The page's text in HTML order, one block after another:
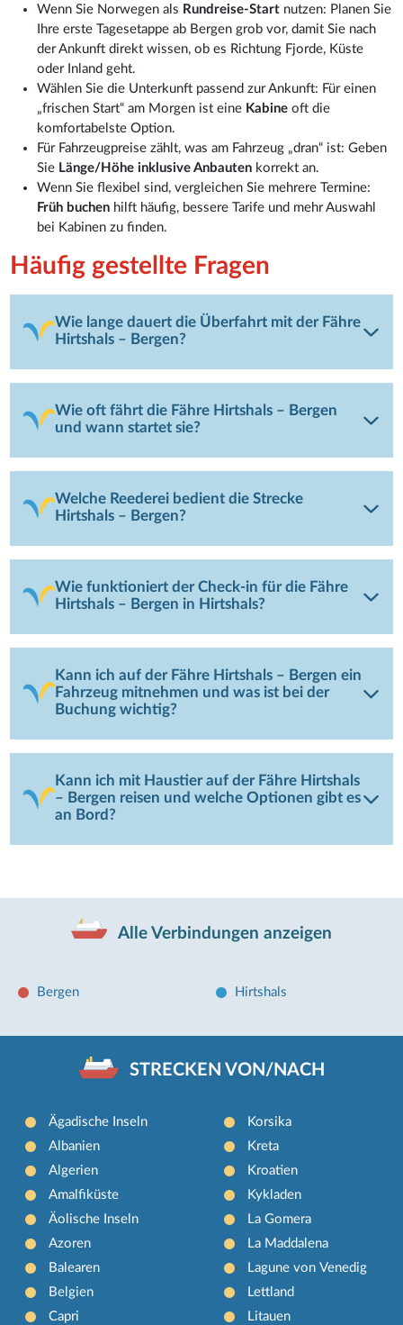
Wenn Sie Norwegen als Rundreise-Start nutzen: Planen Sie
Ihre erste Tagesetappe ab Bergen grob vor, damit Sie nach
der Ankunft direkt wissen, ob es Richtung Fjorde, Küste
oder Inland geht.
Wählen Sie die Unterkunft passend zur Ankunft: Für einen
„frischen Start“ am Morgen ist eine Kabine oft die
komfortabelste Option.
Für Fahrzeugpreise zählt, was am Fahrzeug „dran“ ist: Geben
Sie Länge/Höhe inklusive Anbauten korrekt an.
Wenn Sie flexibel sind, vergleichen Sie mehrere Termine:
Früh buchen hilft häufig, bessere Tarife und mehr Auswahl
bei Kabinen zu finden.
Häufig gestellte Fragen
Wie lange dauert die Überfahrt mit der Fähre
Hirtshals – Bergen?
Wie oft fährt die Fähre Hirtshals – Bergen
und wann startet sie?
Welche Reederei bedient die Strecke
Hirtshals – Bergen?
Wie funktioniert der Check-in für die Fähre
Hirtshals – Bergen in Hirtshals?
Kann ich auf der Fähre Hirtshals – Bergen ein
Fahrzeug mitnehmen und was ist bei der
Buchung wichtig?
Kann ich mit Haustier auf der Fähre Hirtshals
– Bergen reisen und welche Optionen gibt es
an Bord?
Alle Verbindungen anzeigen
Bergen Hirtshals
STRECKEN VON/NACH
Ägadische Inseln
Albanien
Algerien
Amalfiküste
Äolische Inseln
Azoren
Balearen
Belgien
Capri
Korsika
Kreta
Kroatien
Kykladen
La Gomera
La Maddalena
Lagune von Venedig
Lettland
Litauen